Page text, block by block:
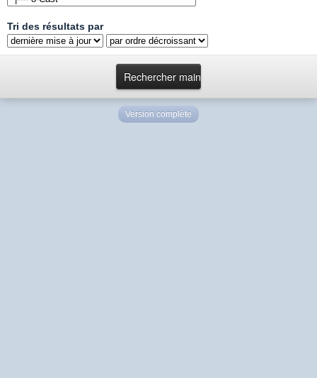
Tri des résultats par
Version complète